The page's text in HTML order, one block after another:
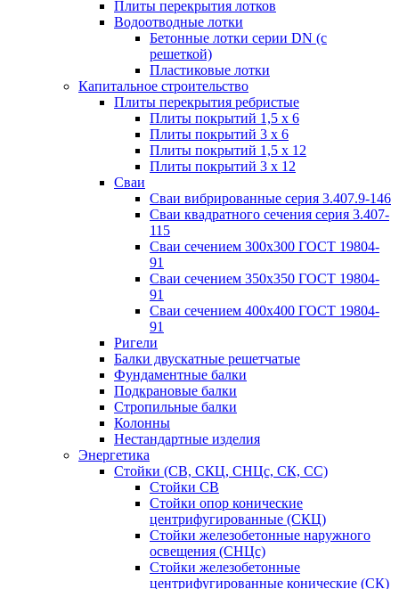
Плиты перекрытия лотков
Водоотводные лотки
Бетонные лотки серии DN (с
решеткой)
Пластиковые лотки
Капитальное строительство
Плиты перекрытия ребристые
Плиты покрытий 1,5 x 6
Плиты покрытий 3 x 6
Плиты покрытий 1,5 x 12
Плиты покрытий 3 x 12
Сваи
Сваи вибрированные серия 3.407.9-146
Сваи квадратного сечения серия 3.407-
115
Сваи сечением 300х300 ГОСТ 19804-
91
Сваи сечением 350х350 ГОСТ 19804-
91
Сваи сечением 400х400 ГОСТ 19804-
91
Ригели
Балки двускатные решетчатые
Фундаментные балки
Подкрановые балки
Стропильные балки
Колонны
Нестандартные изделия
Энергетика
Стойки (СВ, СКЦ, СНЦс, СК, СС)
Стойки СВ
Стойки опор конические
центрифугированные (СКЦ)
Стойки железобетонные наружного
освещения (СНЦс)
Стойки железобетонные
центрифугированные конические (СК)